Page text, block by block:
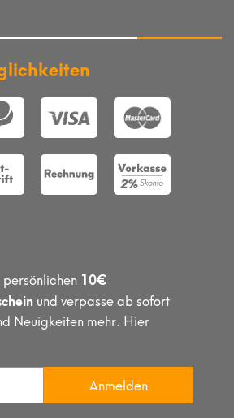
10€
und verpasse ab sofort
Neuigkeiten mehr. Hier
Anmelden